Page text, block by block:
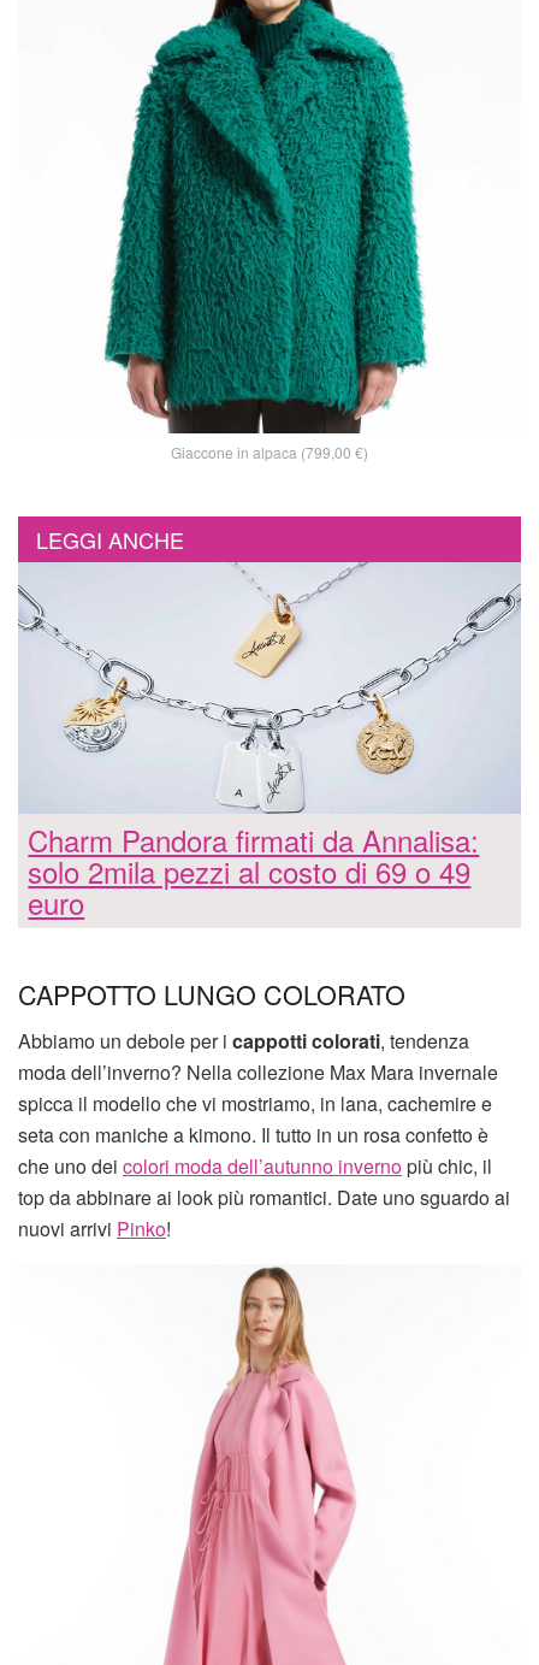
Giaccone in alpaca (799,00 €)
LEGGI ANCHE
Charm Pandora firmati da Annalisa:
solo 2mila pezzi al costo di 69 o 49
euro
CAPPOTTO LUNGO COLORATO
Abbiamo un debole per i cappotti colorati, tendenza
moda dell’inverno? Nella collezione Max Mara invernale
spicca il modello che vi mostriamo, in lana, cachemire e
seta con maniche a kimono. Il tutto in un rosa confetto è
che uno dei colori moda dell’autunno invernopiù chic, il
top da abbinare ai look più romantici. Date uno sguardo ai
nuovi arrivi Pinko!